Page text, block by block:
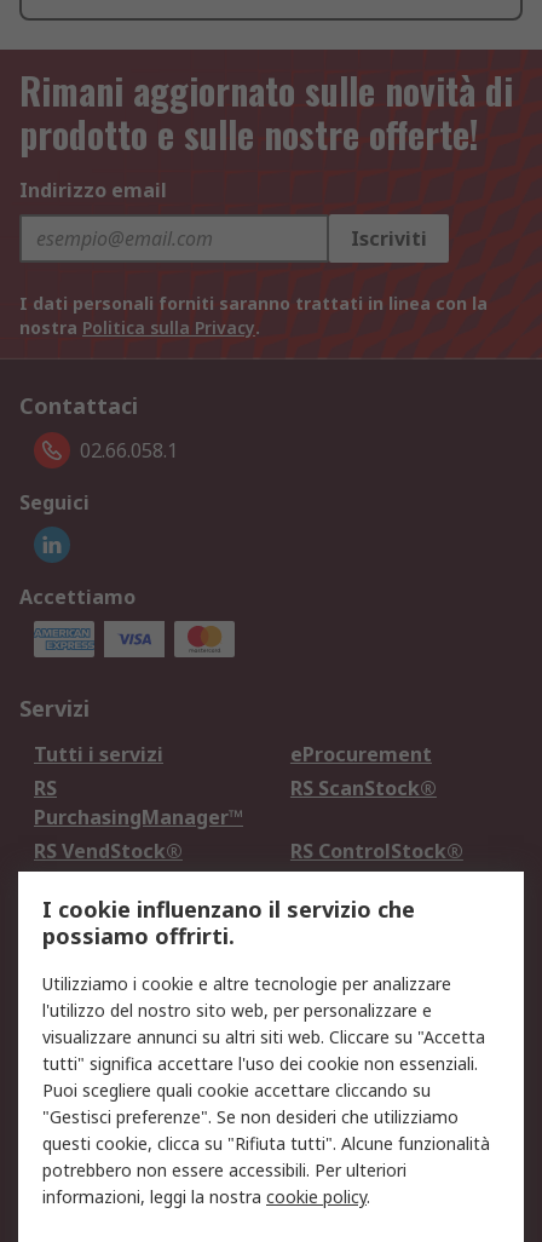
Rimani aggiornato sulle novità di
prodotto e sulle nostre offerte!
Indirizzo email
Iscriviti
I dati personali forniti saranno trattati in linea con la
nostra Politica sulla Privacy.
Contattaci
02.66.058.1
Seguici
Accettiamo
Servizi
Tutti i servizi
eProcurement
RS
PurchasingManager™
RS ScanStock®
RS VendStock®
RS ControlStock®
Legale
Informativa Cookie
Informativa Privacy -
Aggiornata
Email Security
Termini d'uso
Condizioni di vendita
Condizioni generali di
servizio
Etica e responsabilità
Chi Siamo
I cookie influenzano il servizio che
possiamo offrirti.
Utilizziamo i cookie e altre tecnologie per analizzare
l'utilizzo del nostro sito web, per personalizzare e
visualizzare annunci su altri siti web. Cliccare su "Accetta
tutti" significa accettare l'uso dei cookie non essenziali.
Puoi scegliere quali cookie accettare cliccando su
"Gestisci preferenze". Se non desideri che utilizziamo
questi cookie, clicca su "Rifiuta tutti". Alcune funzionalità
potrebbero non essere accessibili. Per ulteriori
informazioni, leggi la nostra cookie policy.